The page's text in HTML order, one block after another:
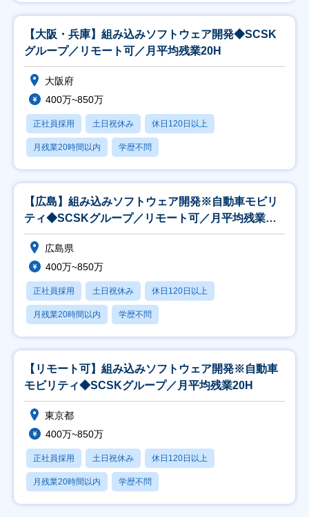
【大阪・兵庫】組み込みソフトウェア開発◆SCSK
グループ／リモート可／月平均残業20H
大阪府
400万~850万
正社員採用 土日祝休み 休日120日以上
月残業20時間以内 学歴不問
【広島】組み込みソフトウェア開発※自動車モビリ
ティ◆SCSKグループ／リモート可／月平均残業
20H
広島県
400万~850万
正社員採用 土日祝休み 休日120日以上
月残業20時間以内 学歴不問
【リモート可】組み込みソフトウェア開発※自動車
モビリティ◆SCSKグループ／月平均残業20H
東京都
400万~850万
正社員採用 土日祝休み 休日120日以上
月残業20時間以内 学歴不問